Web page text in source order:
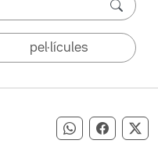
pel·lícules
Compartir